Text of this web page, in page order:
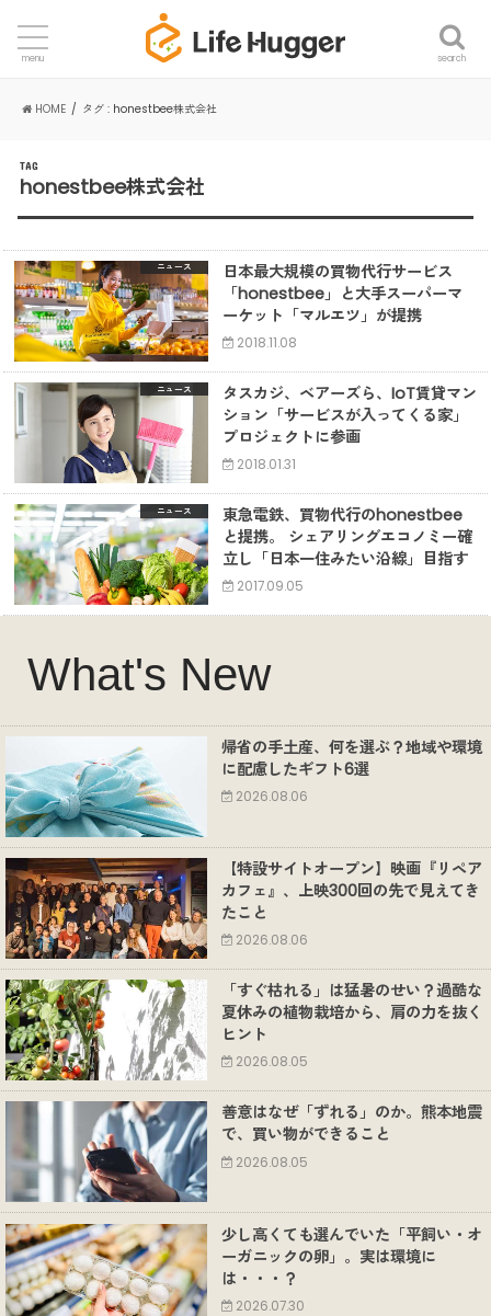
search
menu
HOME タグ : honestbee株式会社
TAG
honestbee株式会社
ニュース
日本最大規模の買物代行サービス
「honestbee」と大手スーパーマ
ーケット「マルエツ」が提携
2018.11.08
ニュース
タスカジ、ベアーズら、IoT賃貸マン
ション「サービスが入ってくる家」
プロジェクトに参画
2018.01.31
ニュース
東急電鉄、買物代行のhonestbee
と提携。 シェアリングエコノミー確
立し「日本一住みたい沿線」目指す
2017.09.05
What's New
帰省の手土産、何を選ぶ？地域や環境
に配慮したギフト6選
2026.08.06
【特設サイトオープン】映画『リペア
カフェ』、上映300回の先で見えてき
たこと
2026.08.06
「すぐ枯れる」は猛暑のせい？過酷な
夏休みの植物栽培から、肩の力を抜く
ヒント
2026.08.05
善意はなぜ「ずれる」のか。熊本地震
で、買い物ができること
2026.08.05
少し高くても選んでいた「平飼い・オ
ーガニックの卵」。実は環境に
は・・・？
2026.07.30